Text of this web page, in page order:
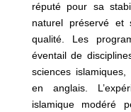
réputé pour sa
naturel préservé et
qualité. Les
éventail de
sciences
en anglais.
islamique modéré